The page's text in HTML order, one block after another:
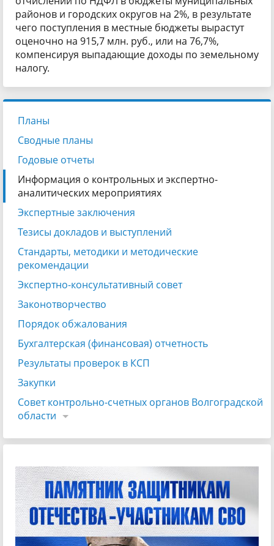
районов и городских округов на 2%, в результате
чего поступления в местные бюджеты вырастут
оценочно на 915,7 млн. руб., или на 76,7%,
компенсируя выпадающие доходы по земельному
налогу.
Планы
Сводные планы
Годовые отчеты
Информация о контрольных и экспертно-
аналитических мероприятиях
Экспертные заключения
Тезисы докладов и выступлений
Стандарты, методики и методические
рекомендации
Экспертно-консультативный совет
Законотворчество
Порядок обжалования
Бухгалтерская (финансовая) отчетность
Результаты проверок в КСП
Закупки
Совет контрольно-счетных органов Волгоградской
области